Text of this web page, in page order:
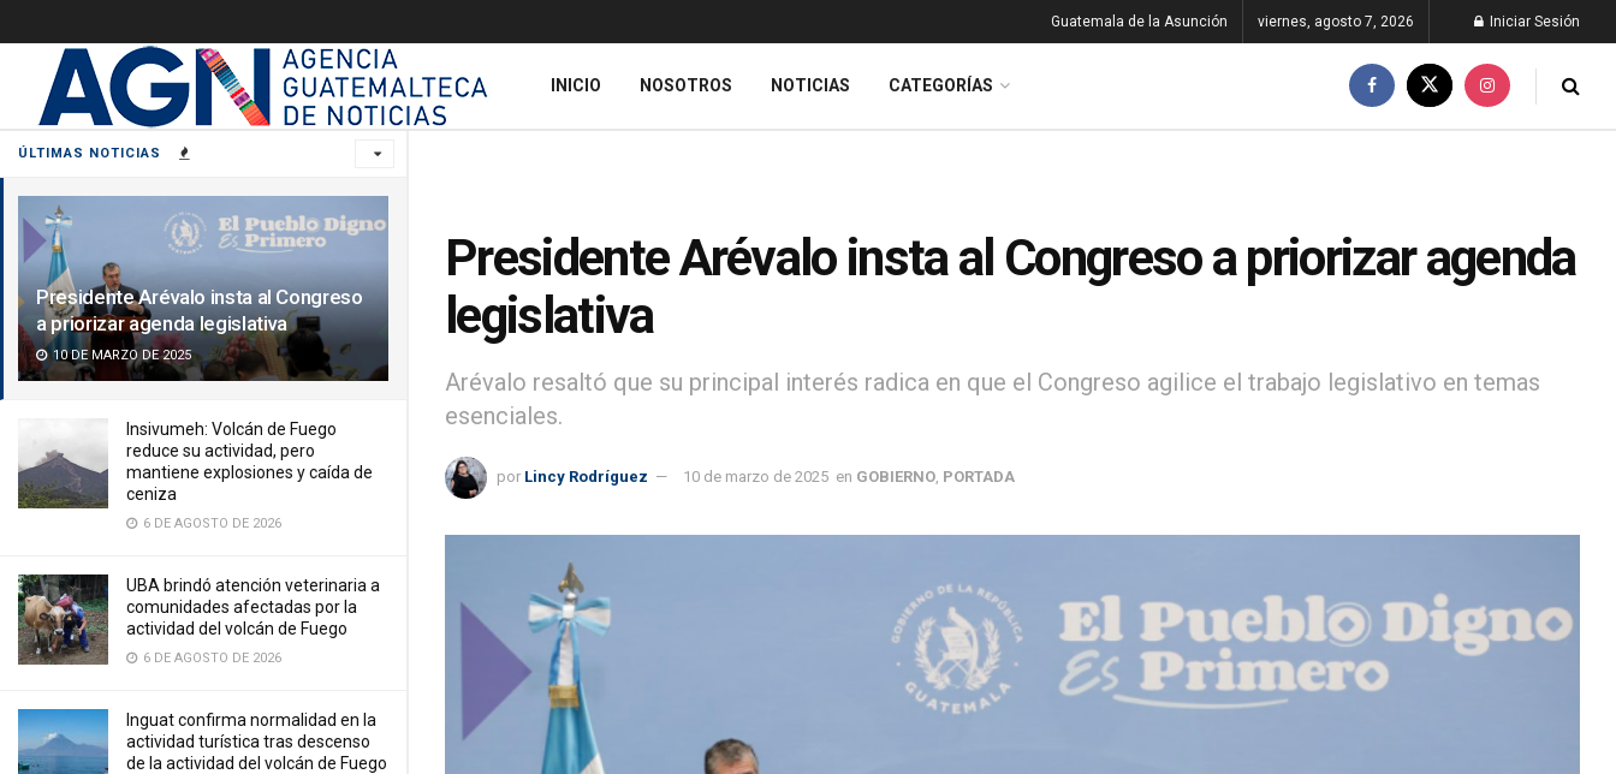
ÚLTIMAS NOTICIAS
Presidente Arévalo insta al Congreso
a priorizar agenda legislativa
10 DE MARZO DE 2025
Insivumeh: Volcán de Fuego
reduce su actividad, pero
mantiene explosiones y caída de
ceniza
6 DE AGOSTO DE 2026
UBA brindó atención veterinaria a
comunidades afectadas por la
actividad del volcán de Fuego
6 DE AGOSTO DE 2026
Inguat confirma normalidad en la
actividad turística tras descenso
de la actividad del volcán de Fuego
Guatemala de la Asunción viernes, agosto 7, 2026 Iniciar Sesión
INICIO NOSOTROS NOTICIAS CATEGORÍAS
Presidente Arévalo insta al Congreso a priorizar agenda
legislativa
Arévalo resaltó que su principal interés radica en que el Congreso agilice el trabajo legislativo en temas
esenciales.
por Lincy Rodríguez 10 de marzo de 2025 en GOBIERNO PORTADA